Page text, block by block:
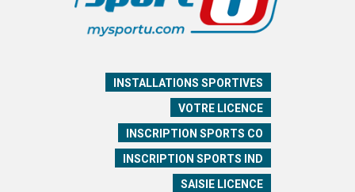
INSTALLATIONS SPORTIVES
VOTRE LICENCE
INSCRIPTION SPORTS CO
INSCRIPTION SPORTS IND
SAISIE LICENCE